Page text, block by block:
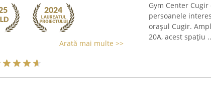
Arată mai multe >>
Gym Center
persoanele
orașul Cugir.
20A, acest spațiu